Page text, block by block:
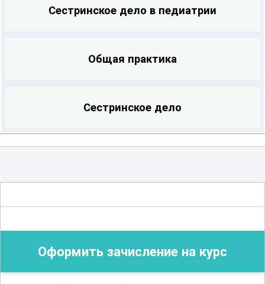
Сестринское дело в педиатрии
Общая практика
Сестринское дело
Оформить зачисление на курс